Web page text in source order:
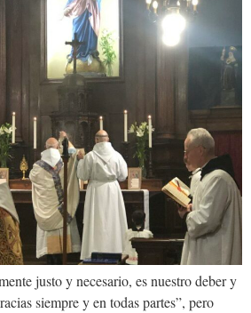
justo y necesario, es nuestro deber y
siempre y en todas partes”, pero